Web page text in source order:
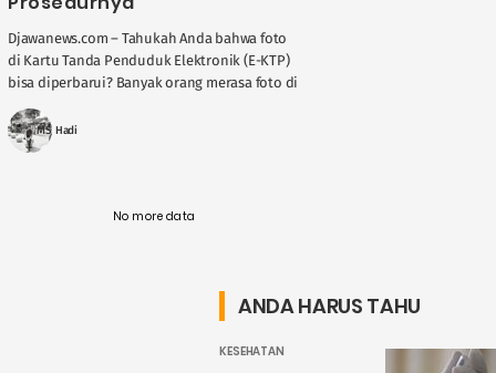
Djawanews.com – Tahukah Anda bahwa foto
di Kartu Tanda Penduduk Elektronik (E-KTP)
bisa diperbarui? Banyak orang merasa foto di
penampilan saat ....
MS Hadi
No more data
ANDA HARUS TAHU
KESEHATAN